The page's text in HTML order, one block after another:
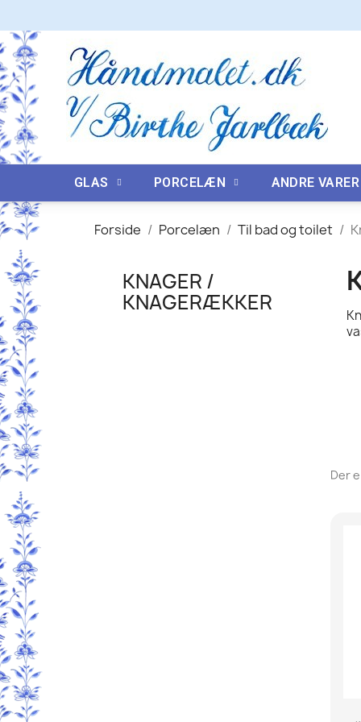
GLAS PORCELÆN ANDRE VARER
Forside Porcelæn Til bad og toilet
KNAGER /
KNAGERÆKKER
Der